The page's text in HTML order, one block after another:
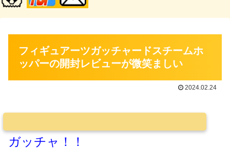
フィギュアーツガッチャードスチームホ
ッパーの開封レビューが微笑ましい
2024.02.24
ガッチャ！！